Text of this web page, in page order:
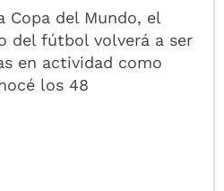
Copa del Mundo, el
del fútbol volverá a ser
en actividad como
los 48